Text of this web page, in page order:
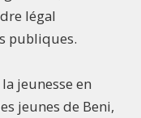
légal
publiques.
jeunesse en
jeunes de Beni,